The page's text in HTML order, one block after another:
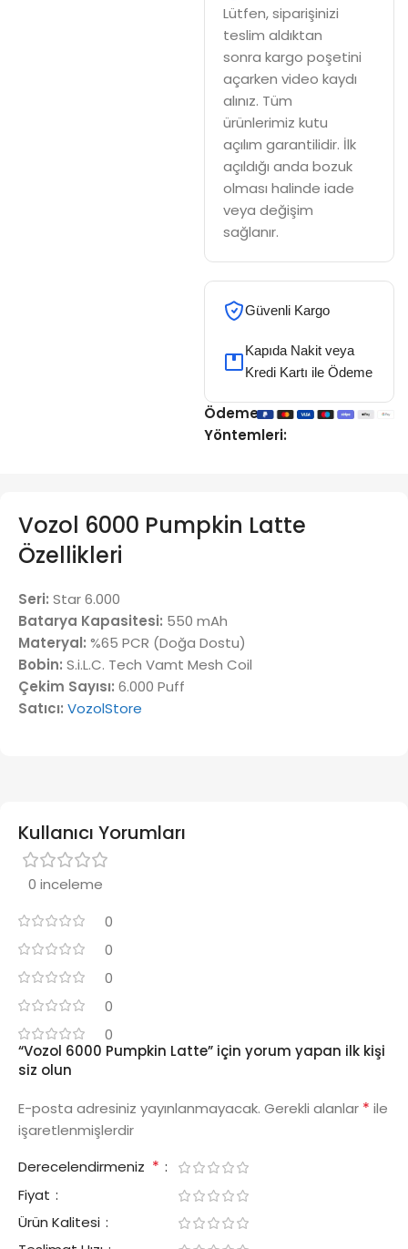
Lütfen, siparişinizi
teslim aldıktan
sonra kargo poşetini
açarken video kaydı
alınız. Tüm
ürünlerimiz kutu
açılım garantilidir. İlk
açıldığı anda bozuk
olması halinde iade
veya değişim
sağlanır.
Güvenli Kargo
Kapıda Nakit veya
Kredi Kartı ile Ödeme
Ödeme
Yöntemleri:
Vozol 6000 Pumpkin Latte
Özellikleri
Seri: Star 6.000
Batarya Kapasitesi: 550 mAh
Materyal: %65 PCR (Doğa Dostu)
Bobin: S.i.L.C. Tech Vamt Mesh Coil
Çekim Sayısı: 6.000 Puff
Satıcı: VozolStore
Kullanıcı Yorumları
0 inceleme
0
0
0
0
0
“Vozol 6000 Pumpkin Latte” için yorum yapan ilk kişi
siz olun
E-posta adresiniz yayınlanmayacak. Gerekli alanlar * ile
işaretlenmişlerdir
Derecelendirmeniz *
Fiyat
Ürün Kalitesi